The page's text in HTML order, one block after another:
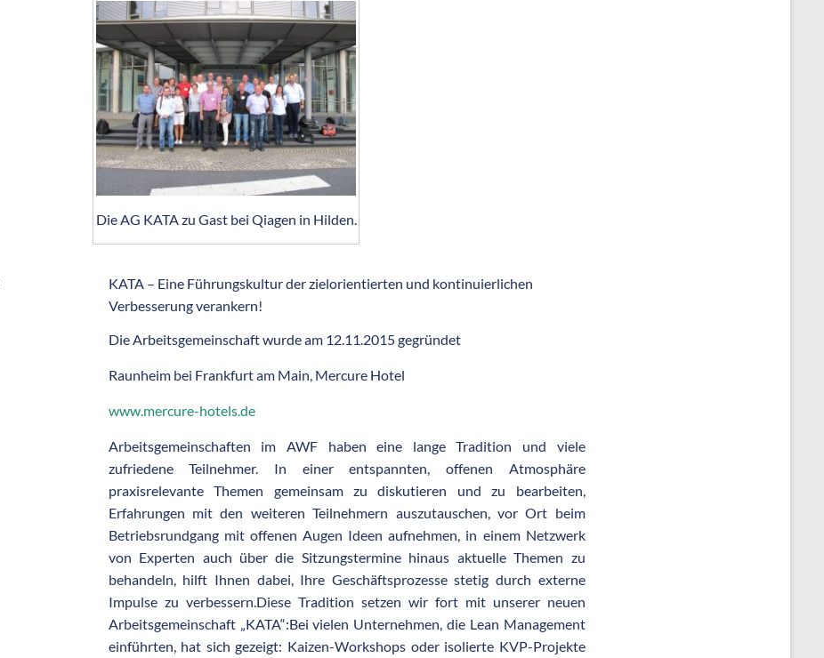
Die AG KATA zu Gast bei Qiagen in Hilden.
KATA – Eine Führungskultur der zielorientierten und kontinuierlichen
Verbesserung verankern!
Die Arbeitsgemeinschaft wurde am 12.11.2015 gegründet
Raunheim bei Frankfurt am Main, Mercure Hotel
www.mercure-hotels.de
Arbeitsgemeinschaften im AWF haben eine lange Tradition und viele
zufriedene Teilnehmer. In einer entspannten, offenen Atmosphäre
praxisrelevante Themen gemeinsam zu diskutieren und zu bearbeiten,
Erfahrungen mit den weiteren Teilnehmern auszutauschen, vor Ort beim
Betriebsrundgang mit offenen Augen Ideen aufnehmen, in einem Netzwerk
von Experten auch über die Sitzungstermine hinaus aktuelle Themen zu
behandeln, hilft Ihnen dabei, Ihre Geschäftsprozesse stetig durch externe
Impulse zu verbessern.Diese Tradition setzen wir fort mit unserer neuen
Arbeitsgemeinschaft „KATA“:Bei vielen Unternehmen, die Lean Management
einführten, hat sich gezeigt: Kaizen-Workshops oder isolierte KVP-Projekte